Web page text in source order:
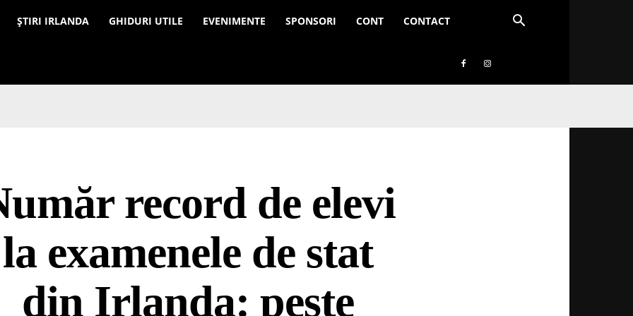
ȘTIRI IRLANDA GHIDURI UTILE EVENIMENTE SPONSORI CONT CONTACT
record de elevi
la examenele de stat
din Irlanda: peste